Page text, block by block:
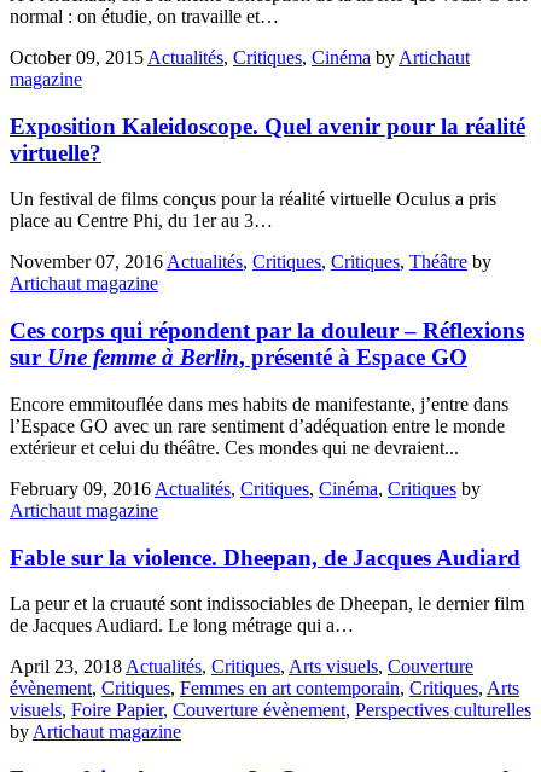
normal : on étudie, on travaille et…
October 09, 2015 Actualités, Critiques, Cinéma by Artichaut
magazine
Exposition Kaleidoscope. Quel avenir pour la réalité
virtuelle?
Un festival de films conçus pour la réalité virtuelle Oculus a pris
place au Centre Phi, du 1er au 3…
November 07, 2016Actualités, Critiques, Critiques, Théâtre by
Artichaut magazine
Ces corps qui répondent par la douleur – Réflexions
sur Une femme à Berlin, présenté à Espace GO
Encore emmitouflée dans mes habits de manifestante, j’entre dans
l’Espace GO avec un rare sentiment d’adéquation entre le monde
extérieur et celui du théâtre. Ces mondes qui ne devraient...
February 09, 2016 Actualités, Critiques, Cinéma, Critiques by
Artichaut magazine
Fable sur la violence. Dheepan, de Jacques Audiard
La peur et la cruauté sont indissociables de Dheepan, le dernier film
de Jacques Audiard. Le long métrage qui a…
April 23, 2018 Actualités, Critiques, Arts visuels, Couverture
évènement, Critiques, Femmes en art contemporain, Critiques, Arts
visuels, Foire Papier, Couverture évènement, Perspectives culturelles
by Artichaut magazine